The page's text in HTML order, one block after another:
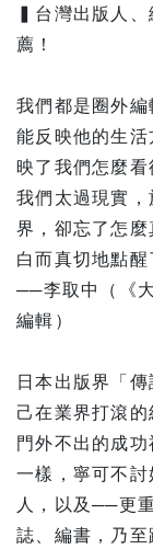
▍台灣出版人
薦！
我們都是圈外
能反映他的生
映了我們怎麼
我們太過現實
界，卻忘了怎
白而真切地點醒
──李取中（《
編輯）
日本出版界「
己在業界打滾
門外不出的成
一樣，寧可不
人，以及──更
誌、編書，乃